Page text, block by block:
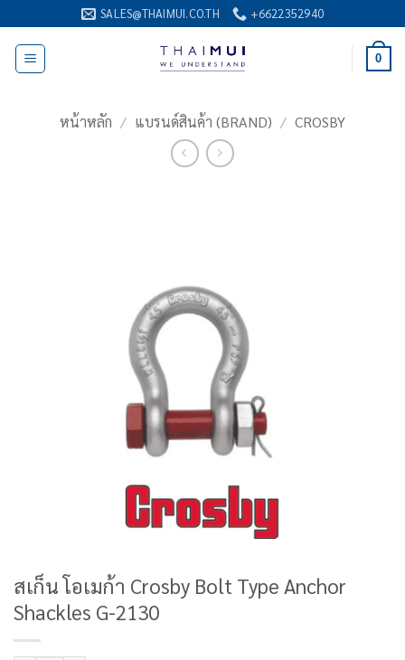
ไป
เนื้อหา
SALES@THAIMUI.CO.TH +6622352940
0
หน้าหลัก / แบรนด์สินค้า (BRAND) / CROSBY
สเก็น โอเมก้า Crosby Bolt Type Anchor
Shackles G-2130